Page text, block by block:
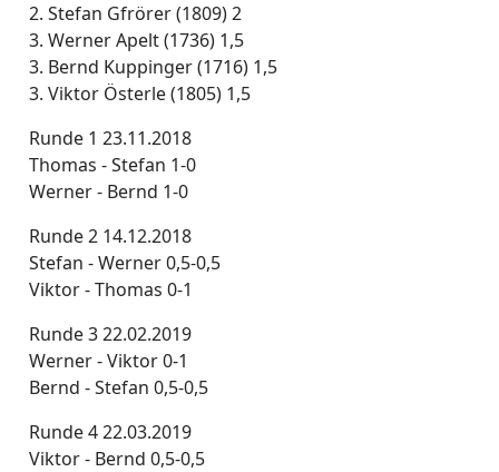
2. Stefan Gfrörer (1809) 2
3. Werner Apelt (1736) 1,5
3. Bernd Kuppinger (1716) 1,5
3. Viktor Österle (1805) 1,5
Runde 1 23.11.2018
Thomas - Stefan 1-0
Werner - Bernd 1-0
Runde 2 14.12.2018
Stefan - Werner 0,5-0,5
Viktor - Thomas 0-1
Runde 3 22.02.2019
Werner - Viktor 0-1
Bernd - Stefan 0,5-0,5
Runde 4 22.03.2019
Viktor - Bernd 0,5-0,5